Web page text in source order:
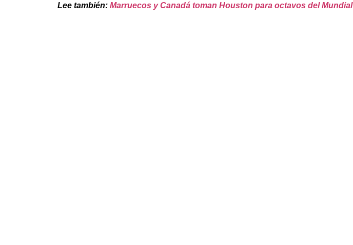
Lee también: Marruecos y Canadá toman Houston para octavos del Mundial